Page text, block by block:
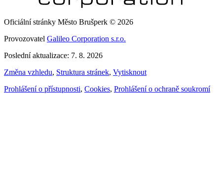
Oficiální stránky Město Brušperk © 2026
Provozovatel Galileo Corporation s.r.o.
Poslední aktualizace: 7. 8. 2026
Změna vzhledu, Struktura stránek, Vytisknout
Prohlášení o přístupnosti, Cookies, Prohlášení o ochraně soukromí